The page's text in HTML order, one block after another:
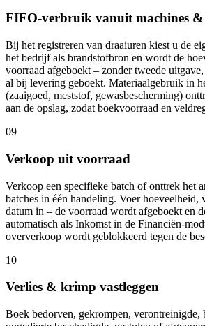
FIFO-verbruik vanuit machines &
Bij het registreren van draaiuren kiest u de
het bedrijf als brandstofbron en wordt de
voorraad afgeboekt – zonder tweede
al bij levering geboekt. Materiaalgebruik in
(zaaigoed, meststof, gewasbescherming)
aan de opslag, zodat boekvoorraad en
09
Verkoop uit voorraad
Verkoop een specifieke batch of onttrek het
batches in één handeling. Voer hoeveelheid,
datum in – de voorraad wordt afgeboekt en
automatisch als Inkomst in de Financiën-
oververkoop wordt geblokkeerd tegen de
10
Verlies & krimp vastleggen
Boek bedorven, gekrompen, verontreinigde,